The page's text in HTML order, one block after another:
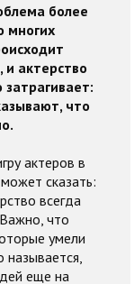
более
многих
и актерство
что
актеров в
сказать:
всегда
что
умели
еще на